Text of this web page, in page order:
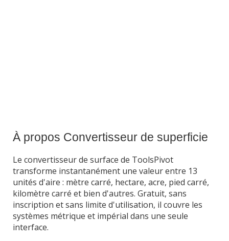
À propos Convertisseur de superficie
Le convertisseur de surface de ToolsPivot
transforme instantanément une valeur entre 13
unités d'aire : mètre carré, hectare, acre, pied carré,
kilomètre carré et bien d'autres. Gratuit, sans
inscription et sans limite d'utilisation, il couvre les
systèmes métrique et impérial dans une seule
interface.